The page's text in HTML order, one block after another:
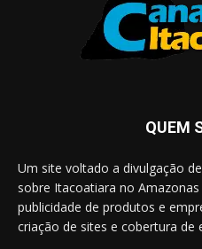
QUEM
Um site voltado a divulgação
sobre Itacoatiara no
publicidade de produtos e
criação de sites e cobertura de